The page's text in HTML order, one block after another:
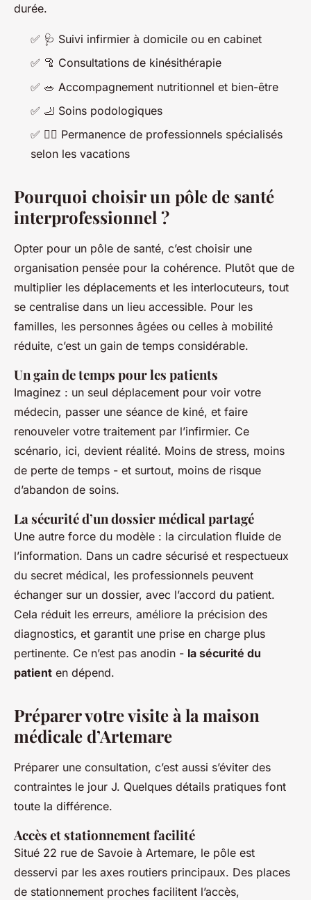
durée.
✅ 🩺 Suivi infirmier à domicile ou en cabinet
✅ 🦿 Consultations de kinésithérapie
✅ 🥗 Accompagnement nutritionnel et bien-être
✅ 🦶 Soins podologiques
✅ 🧑‍⚕️ Permanence de professionnels spécialisés
selon les vacations
Pourquoi choisir un pôle de santé
interprofessionnel ?
Opter pour un pôle de santé, c’est choisir une
organisation pensée pour la cohérence. Plutôt que de
multiplier les déplacements et les interlocuteurs, tout
se centralise dans un lieu accessible. Pour les
familles, les personnes âgées ou celles à mobilité
réduite, c’est un gain de temps considérable.
Un gain de temps pour les patients
Imaginez : un seul déplacement pour voir votre
médecin, passer une séance de kiné, et faire
renouveler votre traitement par l’infirmier. Ce
scénario, ici, devient réalité. Moins de stress, moins
de perte de temps - et surtout, moins de risque
d’abandon de soins.
La sécurité d’un dossier médical partagé
Une autre force du modèle : la circulation fluide de
l’information. Dans un cadre sécurisé et respectueux
du secret médical, les professionnels peuvent
échanger sur un dossier, avec l’accord du patient.
Cela réduit les erreurs, améliore la précision des
diagnostics, et garantit une prise en charge plus
pertinente. Ce n’est pas anodin - la sécurité du
patient en dépend.
Préparer votre visite à la maison
médicale d’Artemare
Préparer une consultation, c’est aussi s’éviter des
contraintes le jour J. Quelques détails pratiques font
toute la différence.
Accès et stationnement facilité
Situé 22 rue de Savoie à Artemare, le pôle est
desservi par les axes routiers principaux. Des places
de stationnement proches facilitent l’accès,